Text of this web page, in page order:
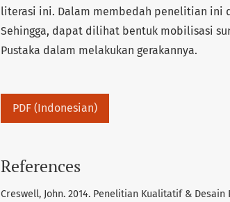
literasi ini. Dalam membedah penelitian ini
Sehingga, dapat dilihat bentuk mobilisasi
Pustaka dalam melakukan gerakannya.
PDF (Indonesian)
References
Creswell, John. 2014. Penelitian Kualitatif &